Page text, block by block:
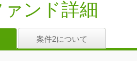
ァンド詳細
案件2について